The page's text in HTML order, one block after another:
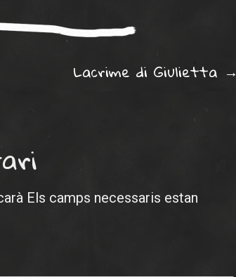
Lacrime di Giulietta →
Els camps necessaris estan